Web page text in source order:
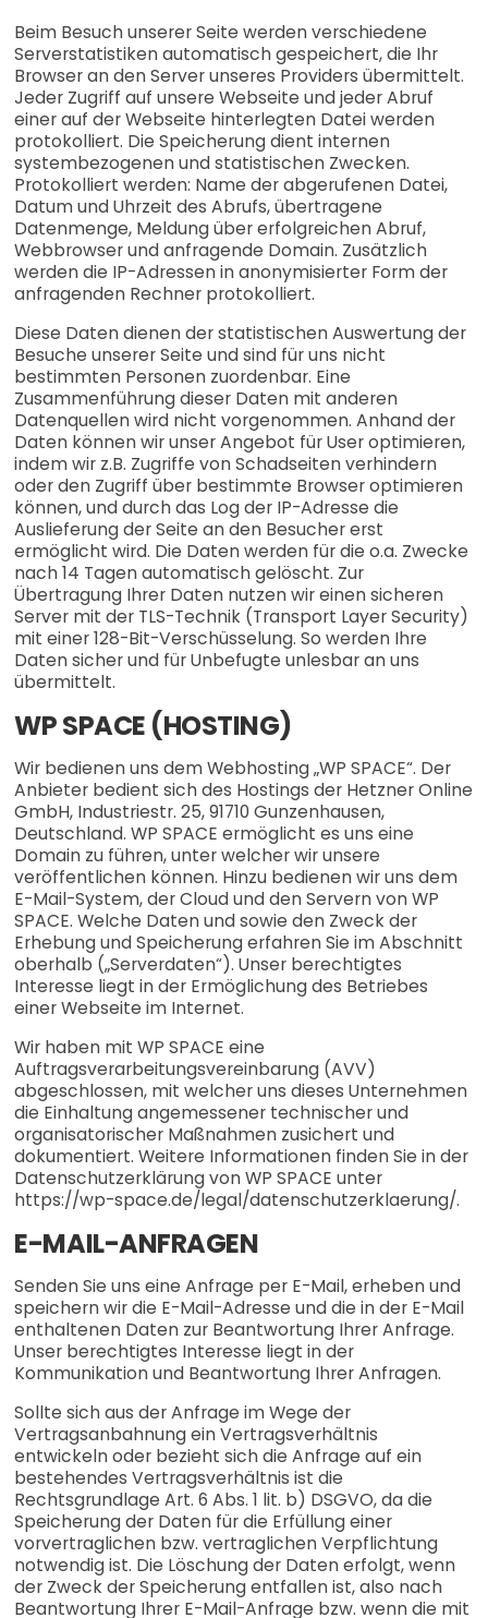
Beim Besuch unserer Seite werden verschiedene
Serverstatistiken automatisch gespeichert, die Ihr
Browser an den Server unseres Providers übermittelt.
Jeder Zugriff auf unsere Webseite und jeder Abruf
einer auf der Webseite hinterlegten Datei werden
protokolliert. Die Speicherung dient internen
systembezogenen und statistischen Zwecken.
Protokolliert werden: Name der abgerufenen Datei,
Datum und Uhrzeit des Abrufs, übertragene
Datenmenge, Meldung über erfolgreichen Abruf,
Webbrowser und anfragende Domain. Zusätzlich
werden die IP-Adressen in anonymisierter Form der
anfragenden Rechner protokolliert.
Diese Daten dienen der statistischen Auswertung der
Besuche unserer Seite und sind für uns nicht
bestimmten Personen zuordenbar. Eine
Zusammenführung dieser Daten mit anderen
Datenquellen wird nicht vorgenommen. Anhand der
Daten können wir unser Angebot für User optimieren,
indem wir z.B. Zugriffe von Schadseiten verhindern
oder den Zugriff über bestimmte Browser optimieren
können, und durch das Log der IP-Adresse die
Auslieferung der Seite an den Besucher erst
ermöglicht wird. Die Daten werden für die o.a. Zwecke
nach 14 Tagen automatisch gelöscht. Zur
Übertragung Ihrer Daten nutzen wir einen sicheren
Server mit der TLS-Technik (Transport Layer Security)
mit einer 128-Bit-Verschüsselung. So werden Ihre
Daten sicher und für Unbefugte unlesbar an uns
übermittelt.
WP SPACE (HOSTING)
Wir bedienen uns dem Webhosting „WP SPACE“. Der
Anbieter bedient sich des Hostings der Hetzner Online
GmbH, Industriestr. 25, 91710 Gunzenhausen,
Deutschland. WP SPACE ermöglicht es uns eine
Domain zu führen, unter welcher wir unsere
veröffentlichen können. Hinzu bedienen wir uns dem
E-Mail-System, der Cloud und den Servern von WP
SPACE. Welche Daten und sowie den Zweck der
Erhebung und Speicherung erfahren Sie im Abschnitt
oberhalb („Serverdaten“). Unser berechtigtes
Interesse liegt in der Ermöglichung des Betriebes
einer Webseite im Internet.
Wir haben mit WP SPACE eine
Auftragsverarbeitungsvereinbarung (AVV)
abgeschlossen, mit welcher uns dieses Unternehmen
die Einhaltung angemessener technischer und
organisatorischer Maßnahmen zusichert und
dokumentiert. Weitere Informationen finden Sie in der
Datenschutzerklärung von WP SPACE unter
https://wp-space.de/legal/datenschutzerklaerung/.
E-MAIL-ANFRAGEN
Senden Sie uns eine Anfrage per E-Mail, erheben und
speichern wir die E-Mail-Adresse und die in der E-Mail
enthaltenen Daten zur Beantwortung Ihrer Anfrage.
Unser berechtigtes Interesse liegt in der
Kommunikation und Beantwortung Ihrer Anfragen.
Sollte sich aus der Anfrage im Wege der
Vertragsanbahnung ein Vertragsverhältnis
entwickeln oder bezieht sich die Anfrage auf ein
bestehendes Vertragsverhältnis ist die
Rechtsgrundlage Art. 6 Abs. 1 lit. b) DSGVO, da die
Speicherung der Daten für die Erfüllung einer
vorvertraglichen bzw. vertraglichen Verpflichtung
notwendig ist. Die Löschung der Daten erfolgt, wenn
der Zweck der Speicherung entfallen ist, also nach
Beantwortung Ihrer E-Mail-Anfrage bzw. wenn die mit